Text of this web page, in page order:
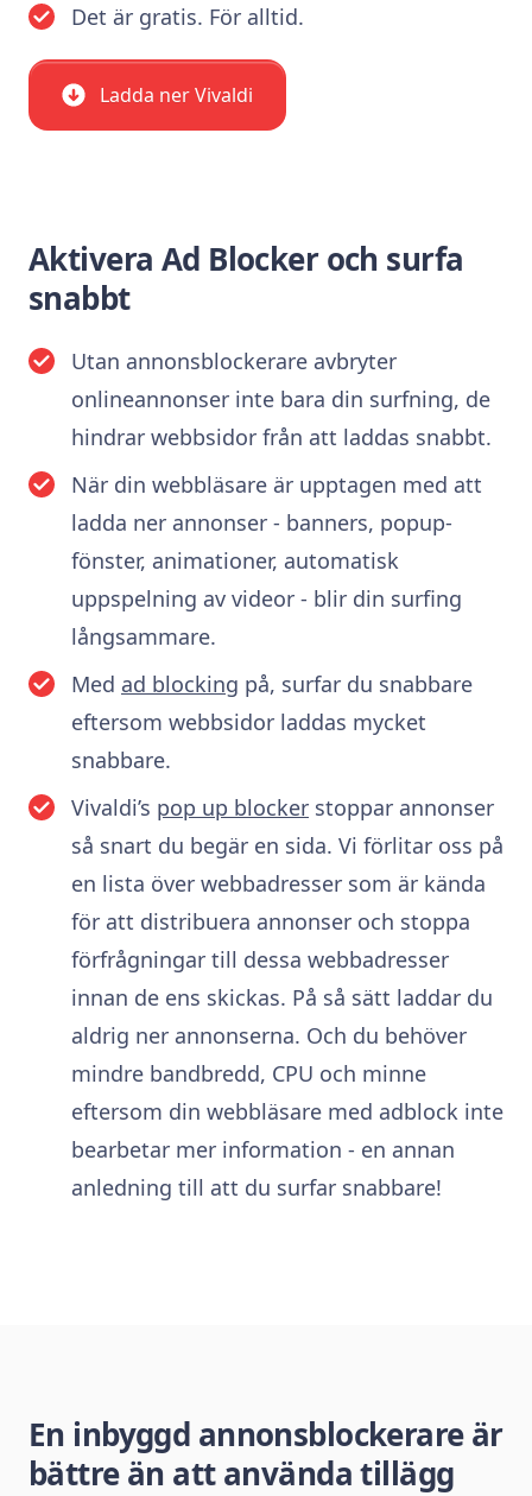
Det är gratis. För alltid.
Ladda ner Vivaldi
Aktivera Ad Blocker och surfa
snabbt
Utan annonsblockerare avbryter
onlineannonser inte bara din surfning, de
hindrar webbsidor från att laddas snabbt.
När din webbläsare är upptagen med att
ladda ner annonser - banners, popup-
fönster, animationer, automatisk
uppspelning av videor - blir din surfing
långsammare.
Med ad blocking på, surfar du snabbare
eftersom webbsidor laddas mycket
snabbare.
Vivaldi’s pop up blocker stoppar annonser
så snart du begär en sida. Vi förlitar oss på
en lista över webbadresser som är kända
för att distribuera annonser och stoppa
förfrågningar till dessa webbadresser
innan de ens skickas. På så sätt laddar du
aldrig ner annonserna. Och du behöver
mindre bandbredd, CPU och minne
eftersom din webbläsare med adblock inte
bearbetar mer information - en annan
anledning till att du surfar snabbare!
En inbyggd annonsblockerare är
bättre än att använda tillägg